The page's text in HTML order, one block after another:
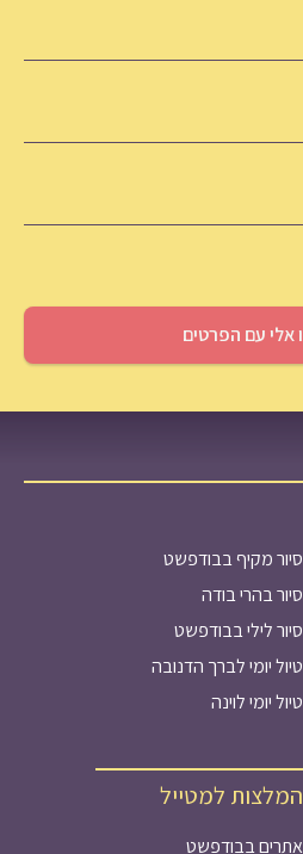
סיור מקיף בבודפשט
סיור בהרי בודה
סיור לילי בבודפשט
טיול יומי לברך הדנובה
טיול יומי לוינה
המלצות למטייל
אתרים בבודפשט